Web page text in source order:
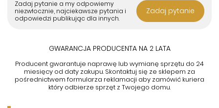
Zadaj pytanie a my odpowiemy
niezwłocznie, najciekawsze pytania i
odpowiedzi publikując dla innych.
Zadaj pytanie
GWARANCJA PRODUCENTA NA 2 LATA
Producent gwarantuje naprawę lub wymianę sprzętu do 24
miesięcy od daty zakupu. Skontaktuj się ze sklepem za
pośrednictwem formularza reklamacji aby zamówić kuriera
który odbierze sprzęt z Twojego domu.